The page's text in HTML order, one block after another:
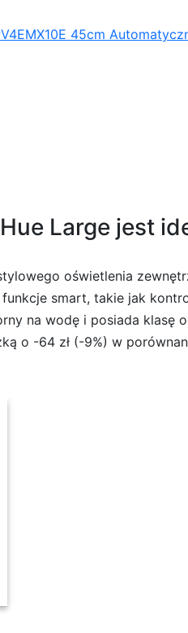
45cm
Large jest
oświetlenia
smart, takie jak
na wodę i posiada klasę
o -64 zł (-9%) w
P7